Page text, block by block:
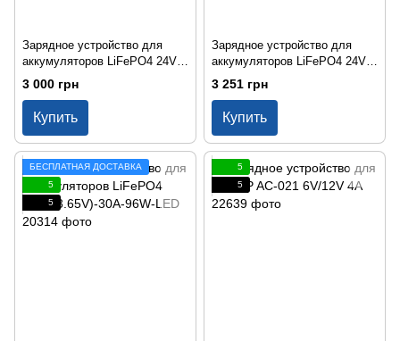
Зарядное устройство для
аккумуляторов LiFePO4 24V
(29.2V)-10A-240W
3 000 грн
Купить
Зарядное устройство для
аккумуляторов LiFePO4 24V
(29.2V)-14A-336W
3 251 грн
Купить
БЕСПЛАТНАЯ ДОСТАВКА
5
5
5
5